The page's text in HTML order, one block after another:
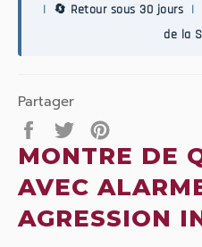
| 🔄 Retour sous 30 jours |
de la
Partager
Partager
sur
Facebook
Tweeter
sur
Twitter
sur
Pinterest
MONTRE DE
AVEC
AGRESSION